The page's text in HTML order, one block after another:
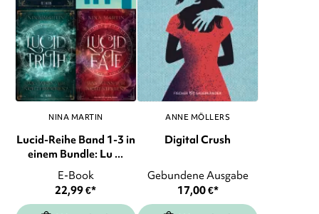
NINA MARTIN
Lucid-Reihe Band 1-3 in
einem Bundle: Lu ...
E-Book
22,99€*
ANNE MÖLLERS
Digital Crush
Gebundene Ausgabe
17,00€*